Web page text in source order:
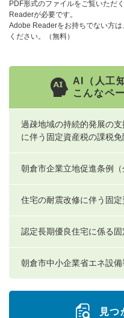
PDF形式のファイルをご覧いただ
Readerが必要です。
Adobe Readerをお持ちでない方
ください。（無料）
AI（人工
こんなペ
過疎地域の持続的発展の
に伴う固定資産税の課税免
朝倉市企業立地促進条例（
住宅の耐震改修に伴う固
認定長期優良住宅に係る
朝倉市中小企業省エネ設
見つ